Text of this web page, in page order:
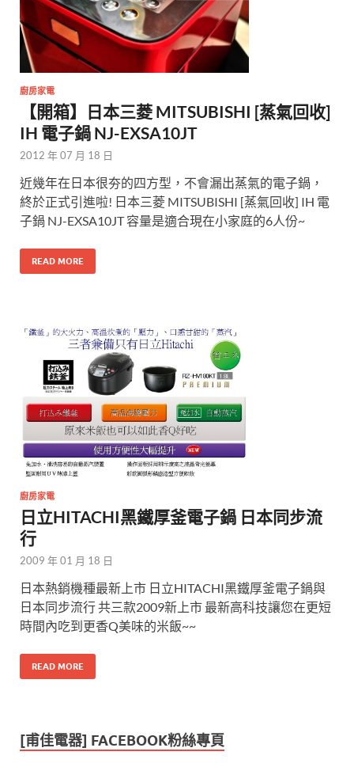
廚房家電
【開箱】日本三菱 MITSUBISHI [蒸氣回收]
IH 電子鍋 NJ-EXSA10JT
2012 年 07 月 18 日
近幾年在日本很夯的四方型，不會漏出蒸氣的電子鍋，
終於正式引進啦! 日本三菱 MITSUBISHI [蒸氣回收] IH 電
子鍋 NJ-EXSA10JT 容量是適合現在小家庭的6人份~
READ MORE
廚房家電
日立HITACHI黑鐵厚釜電子鍋 日本同步流
行
2009 年 01 月 18 日
日本熱銷機種最新上市 日立HITACHI黑鐵厚釜電子鍋與
日本同步流行 共三款2009新上市 最新高科技讓您在更短
時間內吃到更香Q美味的米飯~~
READ MORE
[甫佳電器] FACEBOOK粉絲專頁